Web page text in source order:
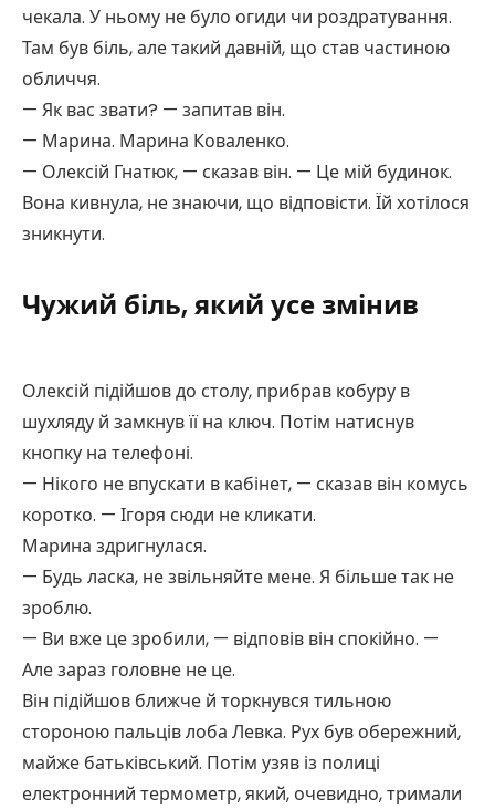
чекала. У ньому не було огиди чи роздратування.
Там був біль, але такий давній, що став частиною
обличчя.
— Як вас звати? — запитав він.
— Марина. Марина Коваленко.
— Олексій Гнатюк, — сказав він. — Це мій будинок.
Вона кивнула, не знаючи, що відповісти. Їй хотілося
зникнути.
Чужий біль, який усе змінив
Олексій підійшов до столу, прибрав кобуру в
шухляду й замкнув її на ключ. Потім натиснув
кнопку на телефоні.
— Нікого не впускати в кабінет, — сказав він комусь
коротко. — Ігоря сюди не кликати.
Марина здригнулася.
— Будь ласка, не звільняйте мене. Я більше так не
зроблю.
— Ви вже це зробили, — відповів він спокійно. —
Але зараз головне не це.
Він підійшов ближче й торкнувся тильною
стороною пальців лоба Левка. Рух був обережний,
майже батьківський. Потім узяв із полиці
електронний термометр, який, очевидно, тримали